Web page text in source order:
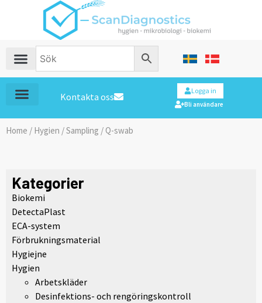
Kontakta oss
Logga in
Bli användare
Home / Hygien /Sampling / Q-swab
Kategorier
Biokemi
DetectaPlast
ECA-system
Förbrukningsmaterial
Hygiejne
Hygien
Arbetskläder
Desinfektions- och rengöringskontroll